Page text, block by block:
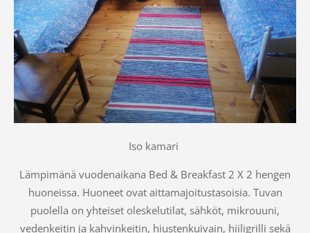
Iso kamari
Lämpimänä vuodenaikana Bed & Breakfast 2 X 2 hengen
huoneissa. Huoneet ovat aittamajoitustasoisia. Tuvan
puolella on yhteiset oleskelutilat, sähköt, mikrouuni,
vedenkeitin ja kahvinkeitin, hiustenkuivain, hiiligrilli sekä